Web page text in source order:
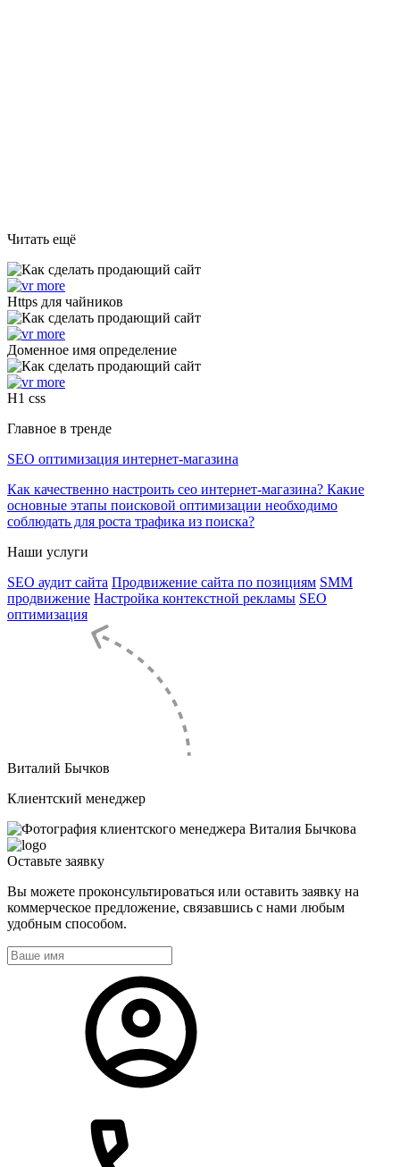
Читать ещё
Https для чайников
Доменное имя определение
H1 css
Главное в тренде
SEO оптимизация интернет-магазина
Как качественно настроить сео интернет-магазина? Какие
основные этапы поисковой оптимизации необходимо
соблюдать для роста трафика из поиска?
Наши услуги
SEO аудит сайта Продвижение сайта по позициям SMM
продвижение Настройка контекстной рекламы SEO
оптимизация
Виталий Бычков
Клиентский менеджер
Оставьте заявку
Вы можете проконсультироваться или оставить заявку на
коммерческое предложение, связавшись с нами любым
удобным способом.